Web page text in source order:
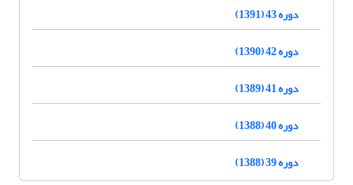
دوره 43 (1391)
دوره 42 (1390)
دوره 41 (1389)
دوره 40 (1388)
دوره 39 (1388)